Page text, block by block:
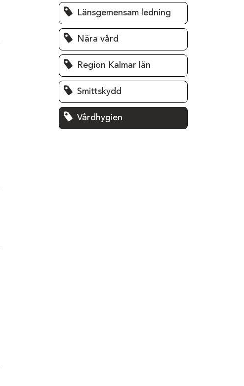
Länsgemensam ledning
Nära vård
Region Kalmar län
Smittskydd
Vårdhygien